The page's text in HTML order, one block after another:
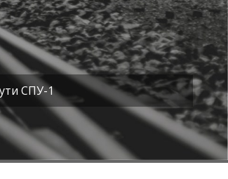
СПУ-1